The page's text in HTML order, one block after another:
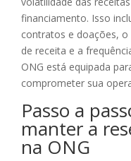
financiamento. Isso
contratos e doações,
de receita e a
ONG está equipada
comprometer sua
Passo a
manter a
na ONG